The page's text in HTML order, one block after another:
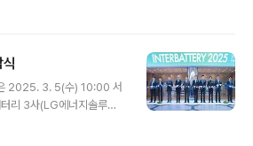
. 그 결과 로봇, 반도체, 디스플레이, 신재생에너
를 2차로 공고할 예정입니다. 과제의 주요 내용
자동으로 실험을 수행하는 기업 공통 활용 자
선 시범사업으로 표면처리용 도금액을 자율 실
2025. 3. 5(수) 10:00 서
리 3사(LG에너지솔루션,
2,330개 부스가 참여하